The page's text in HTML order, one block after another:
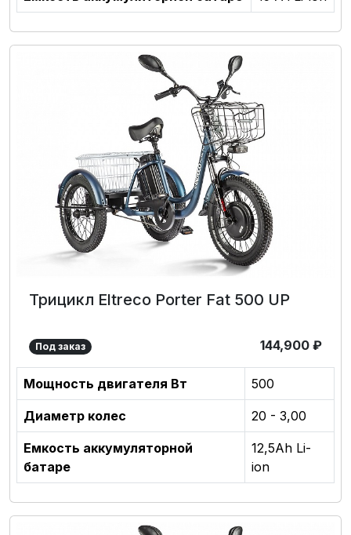
Трицикл Eltreco Porter Fat 500 UP
Под заказ 144,900 ₽
Мощность двигателя Вт 500
Диаметр колес 20 - 3,00
Емкость аккумуляторной
батаре
12,5Аh Li-
ion